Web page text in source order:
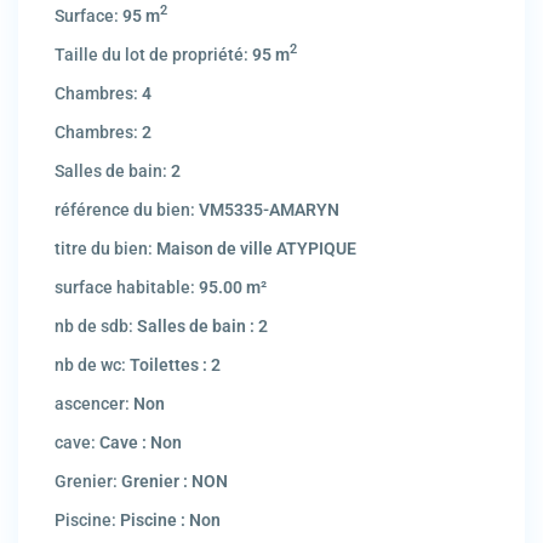
Surface: 95 m2
Taille du lot de propriété: 95 m2
Chambres: 4
Chambres: 2
Salles de bain: 2
référence du bien: VM5335-AMARYN
titre du bien: Maison de ville ATYPIQUE
surface habitable: 95.00 m²
nb de sdb: Salles de bain : 2
nb de wc: Toilettes : 2
ascencer: Non
cave: Cave : Non
Grenier: Grenier : NON
Piscine: Piscine : Non